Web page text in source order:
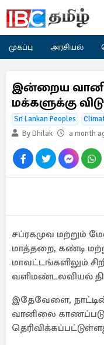
முகப்பு அரசியல்
இன்றைய
மக்களுக்கு
Sri Lankan Peoples
By Dhilak
a month
சப்ரகமுவ மற்றும்
மாத்தறை, கண்டி
மாவட்டங்களிலும்
வளிமண்டலவியல்
இதேவேளை,
வானிலை